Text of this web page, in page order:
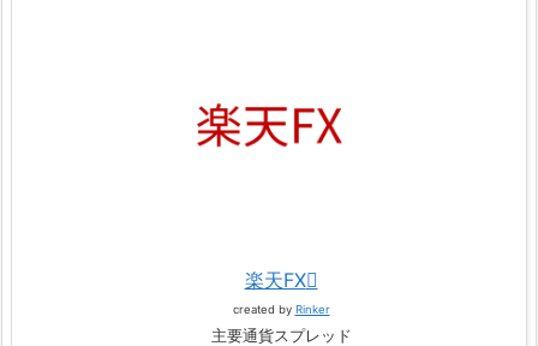
楽天FX
created by Rinker
主要通貨スプレッド